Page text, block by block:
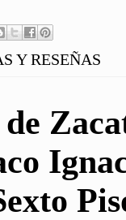
Y RESEÑAS